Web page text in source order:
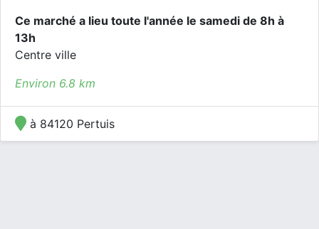
Ce marché a lieu toute l'année le samedi de 8h à
13h
Centre ville
Environ 6.8 km
à 84120 Pertuis